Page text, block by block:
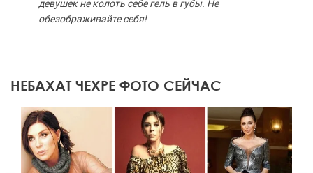
девушек не колоть себе гель в губы. Не
обезображивайте себя!
НЕБАХАТ ЧЕХРЕ ФОТО СЕЙЧАС